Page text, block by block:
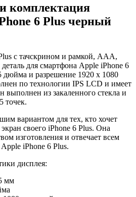
комплектация
6 Plus черный
с тачскрином и рамкой, AAA,
для смартфона Apple iPhone 6
дюйма и разрешение 1920 x 1080
по технологии IPS LCD и имеет
выполнен из закаленного стекла и
точек.
вариантом для тех, кто хочет
своего iPhone 6 Plus. Она
изготовления и отвечает всем
iPhone 6 Plus.
дисплея:
мм